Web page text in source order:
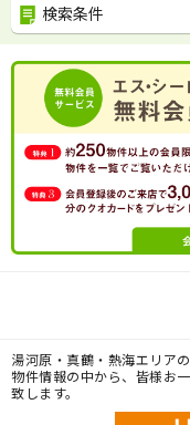
検索条件
湯河原・真鶴・熱海エリア
物件情報の中から、皆様お
致します。